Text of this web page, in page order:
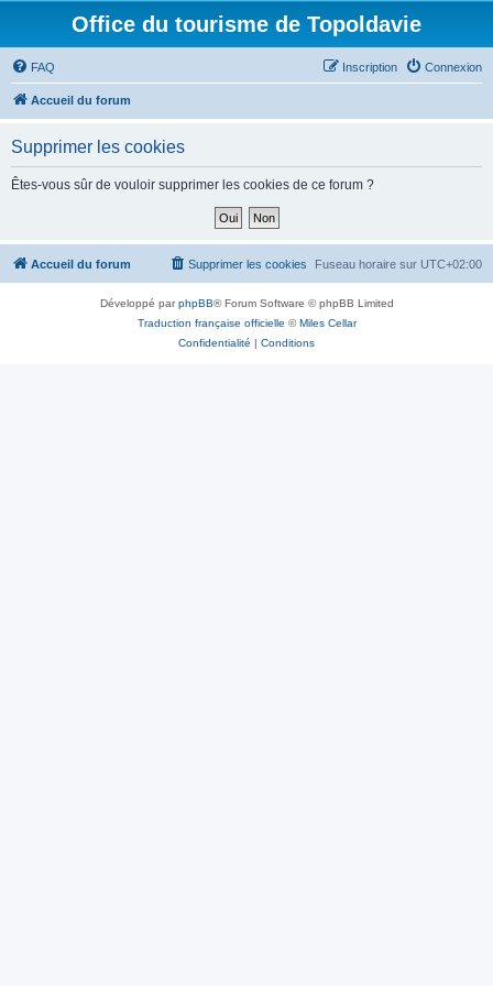
Office du tourisme de Topoldavie
FAQ Connexion
Inscription
Accueil du forum
Supprimer les cookies
Êtes-vous sûr de vouloir supprimer les cookies de ce forum ?
Accueil du forum Fuseau horaire sur UTC+02:00
Supprimer les cookies
Développé parphpBB® Forum Software © phpBB Limited
Traduction française officielle ©Miles Cellar
Confidentialité | Conditions